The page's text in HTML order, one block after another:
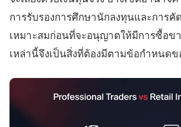
การรับรองการศึกษานักลงทุนและการคั
เหมาะสมก่อนที่จะอนุญาตให้มีการซื้อข
เหล่านี้จึงเป็นสิ่งที่ต้องมีตามข้อกำหนดข